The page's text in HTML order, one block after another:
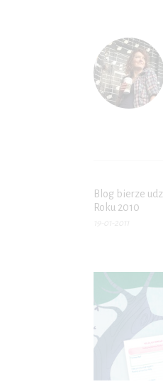
Blog bierze
Roku 2010
19-01-2011